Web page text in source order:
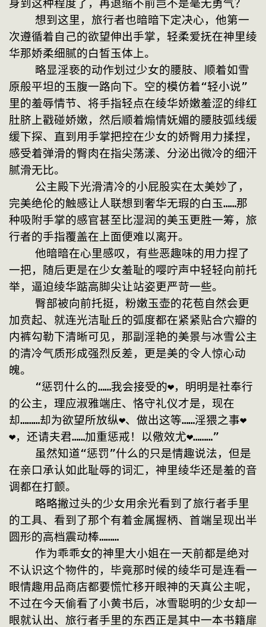
身到这种程度了，再退缩不前岂不是毫无勇气？
次遵循着自己的欲望伸出手掌，轻柔爱抚在神里绫
华那娇柔细腻的白皙玉体上。
原般平坦的玉腹一路向下。空的模仿着“轻小说”
里的羞辱情节、将手指轻点在绫华娇嫩羞涩的绯红
肚脐上戳碰娇嫩，然后顺着煽情妩媚的腰肢弧线缓
缓下探、直到用手掌把控在少女的娇臀用力揉捏，
感受着弹滑的臀肉在指尖荡漾、分泌出微冷的细汗
腻滑无比。
完美绝伦的触感让人联想到奢华无瑕的白玉……那
种吸附手掌的感官甚至比湿润的美玉更胜一筹，旅
行者的手指覆盖在上面便难以离开。
一把，随后更是在少女羞耻的嘤咛声中轻轻向前托
举，逼迫绫华踮高脚尖让站姿更严苛一些。
加贲起、就连光洁耻丘的弧度都在紧紧贴合穴瓣的
内裤勾勒下清晰可见，那副淫艳的美景与冰雪公主
的清冷气质形成强烈反差，更是美的令人惊心动
魄。
的公主，理应淑雅端庄、恪守礼仪才是，现在
却………却为欲望所放纵❤、做出这等……淫猥之事❤
❤，还请夫君……加重惩戒！以儆效尤❤………”
在亲口承认如此耻辱的词汇，神里绫华还是羞的音
调都在打颤。
的工具、看到了那个有着金属握柄、首端呈现出半
圆形的高档震动棒………
不认识这个物件的，毕竟那时候的绫华可是连看一
眼情趣用品商店都要慌忙移开眼神的天真公主呢，
不过在今天偷看了小黄书后，冰雪聪明的少女却一
眼就认出、旅行者手里的东西正是其中一本书籍扉